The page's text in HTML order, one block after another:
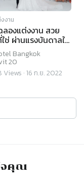
งาน
ลองแต่งงาน สวย
ช่ ผ่านแรงบันดาลใจ
@
Bangkok
20
Bangkok
20
Views ·16 ก.ย. 2022
จคุณ